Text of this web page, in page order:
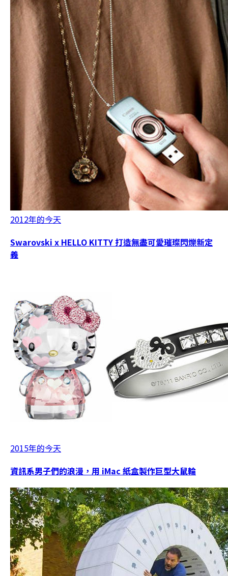
2012年的今天
Swarovski x HELLO KITTY 打造無盡可愛璀璨閃爍新定
義
2015年的今天
資訊系男子們的浪漫，用 iMac 紙盒製作巨型大鼠輪